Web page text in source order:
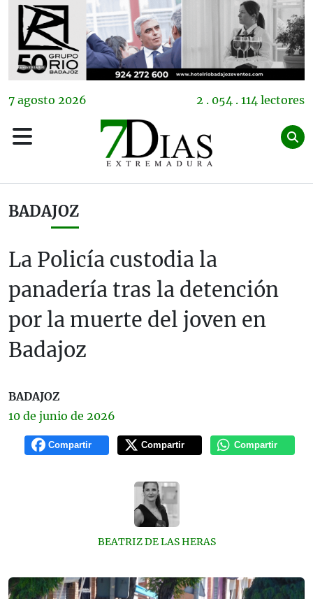
7 agosto 2026 2 . 054 . 114 lectores
BADAJOZ
La Policía custodia la
panadería tras la detención
por la muerte del joven en
Badajoz
BADAJOZ
10 de junio de 2026
Compartir Compartir Compartir
BEATRIZ DE LAS HERAS